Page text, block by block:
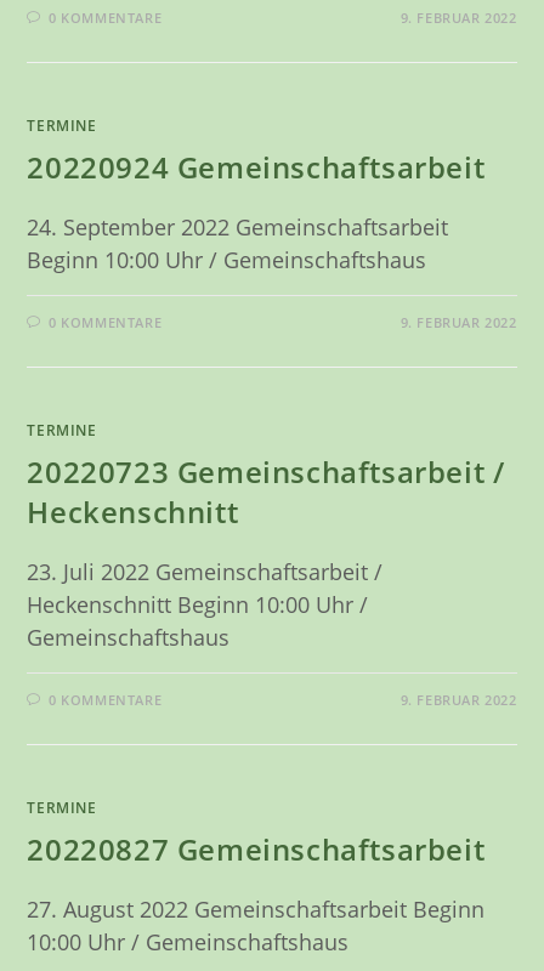
0 KOMMENTARE 9. FEBRUAR 2022
TERMINE
20220924 Gemeinschaftsarbeit
24. September 2022 Gemeinschaftsarbeit
Beginn 10:00 Uhr / Gemeinschaftshaus
0 KOMMENTARE 9. FEBRUAR 2022
TERMINE
20220723 Gemeinschaftsarbeit /
Heckenschnitt
23. Juli 2022 Gemeinschaftsarbeit /
Heckenschnitt Beginn 10:00 Uhr /
Gemeinschaftshaus
0 KOMMENTARE 9. FEBRUAR 2022
TERMINE
20220827 Gemeinschaftsarbeit
27. August 2022 Gemeinschaftsarbeit Beginn
10:00 Uhr / Gemeinschaftshaus